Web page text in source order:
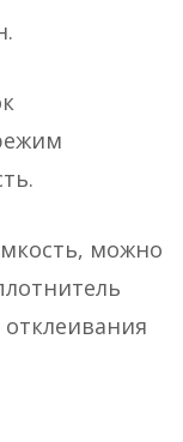
можно